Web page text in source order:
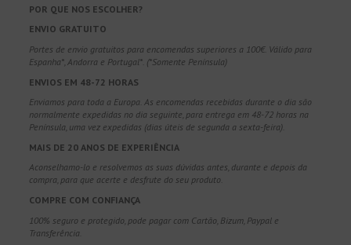
POR QUE NOS ESCOLHER?
ENVIO GRATUITO
Portes de envio gratuitos para encomendas superiores a 100€. Válido para
Espanha*, Andorra e Portugal*. (*Somente Península)
ENVIOS EM 48-72 HORAS
Enviamos para toda a Europa. As encomendas recebidas durante o dia são
normalmente expedidas no dia seguinte, para entrega em 48-72 horas na
Península, uma vez expedidas (dias úteis de segunda a sexta-feira).
MAIS DE 20 ANOS DE EXPERIÊNCIA
Aconselhamo-lo e resolvemos as suas dúvidas antes, durante e depois da
compra, para que acerte e desfrute do seu produto.
COMPRE COM CONFIANÇA
100% seguro e protegido, pode pagar com Cartão, Bizum, Paypal e
Transferência.